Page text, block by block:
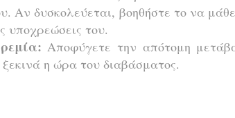
Αν δυσκολεύεται, βοηθήστε το να
υποχρεώσεις του.
Αποφύγετε την απότομη
η ώρα του διαβάσματος.